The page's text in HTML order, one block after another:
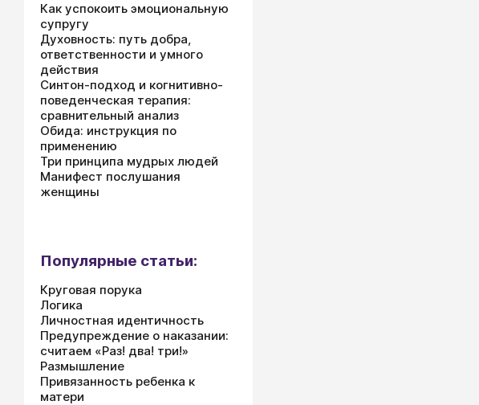
Как успокоить эмоциональную
супругу
Духовность: путь добра,
ответственности и умного
действия
Синтон-подход и когнитивно-
поведенческая терапия:
сравнительный анализ
Обида: инструкция по
применению
Три принципа мудрых людей
Манифест послушания
женщины
Популярные статьи:
Круговая порука
Логика
Личностная идентичность
Предупреждение о наказании:
считаем «Раз! два! три!»
Размышление
Привязанность ребенка к
матери